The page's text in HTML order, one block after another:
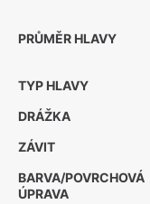
PRŮMĚR HLAVY
TYP HLAVY
DRÁŽKA
ZÁVIT
BARVA/POVRCHOVÁ
ÚPRAVA